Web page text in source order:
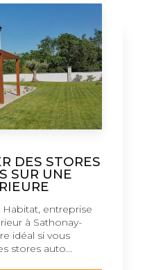
DES STORES
SUR UNE
entreprise
à Sathonay-
idéal si vous
stores auto...